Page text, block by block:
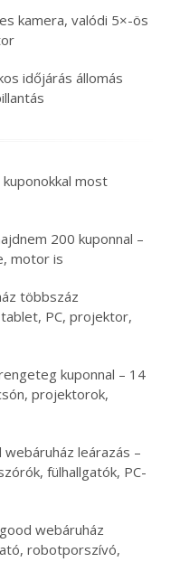
kamera, valódi 5×-ös
időjárás állomás
most
200 kuponnal –
motor is
többszáz
PC, projektor,
kuponnal – 14
projektorok,
leárazás –
fülhallgatók, PC-
webáruház
robotporszívó,